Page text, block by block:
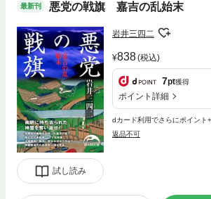
最新刊 悪党の戦旗 嘉吉の乱始末
試し読み
岩井三四二
838(税込)
7pt獲得
ポイント詳細
dカード利用でさらにポイント
返品不可